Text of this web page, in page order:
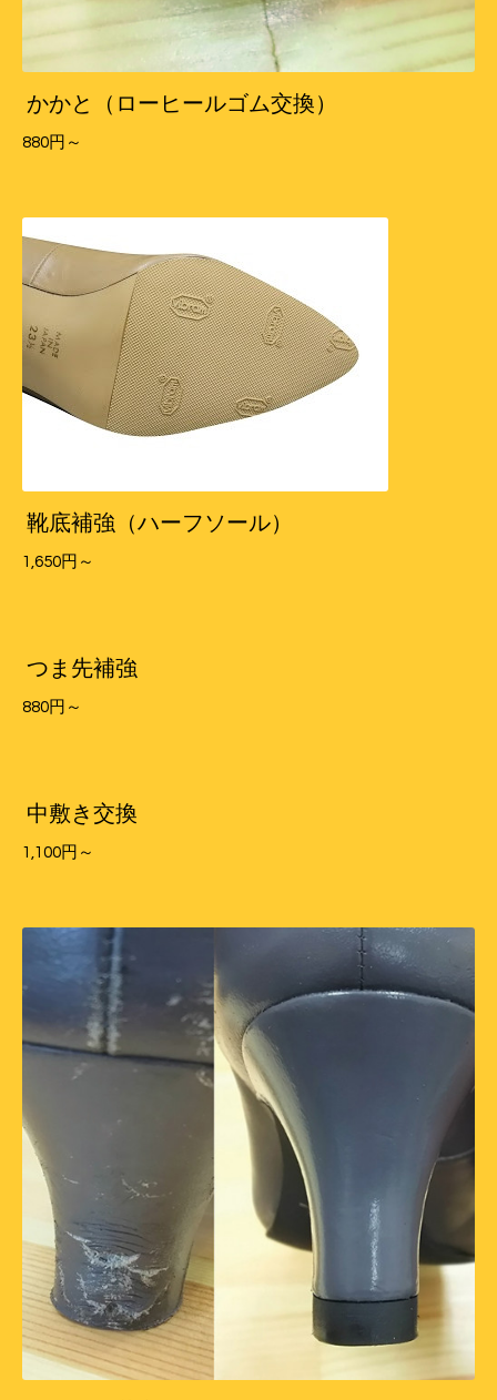
かかと（ローヒールゴム交換）
880円～
靴底補強（ハーフソール）
1,650円～
つま先補強
880円～
中敷き交換
1,100円～